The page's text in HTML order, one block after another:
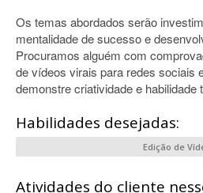
Os temas abordados serão
mentalidade de sucesso e
Procuramos alguém com
de vídeos virais para redes sociais
demonstre criatividade e habilidade
Habilidades desejadas:
Edição de
Atividades do cliente